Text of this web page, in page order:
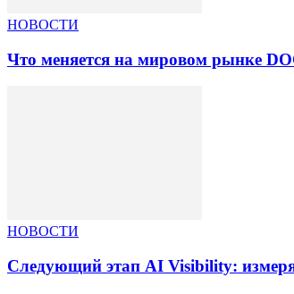
НОВОСТИ
Что меняется на мировом рынке
НОВОСТИ
Следующий этап AI Visibility: